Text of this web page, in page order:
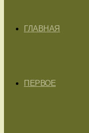
ГЛАВНАЯ
ПЕРВОЕ